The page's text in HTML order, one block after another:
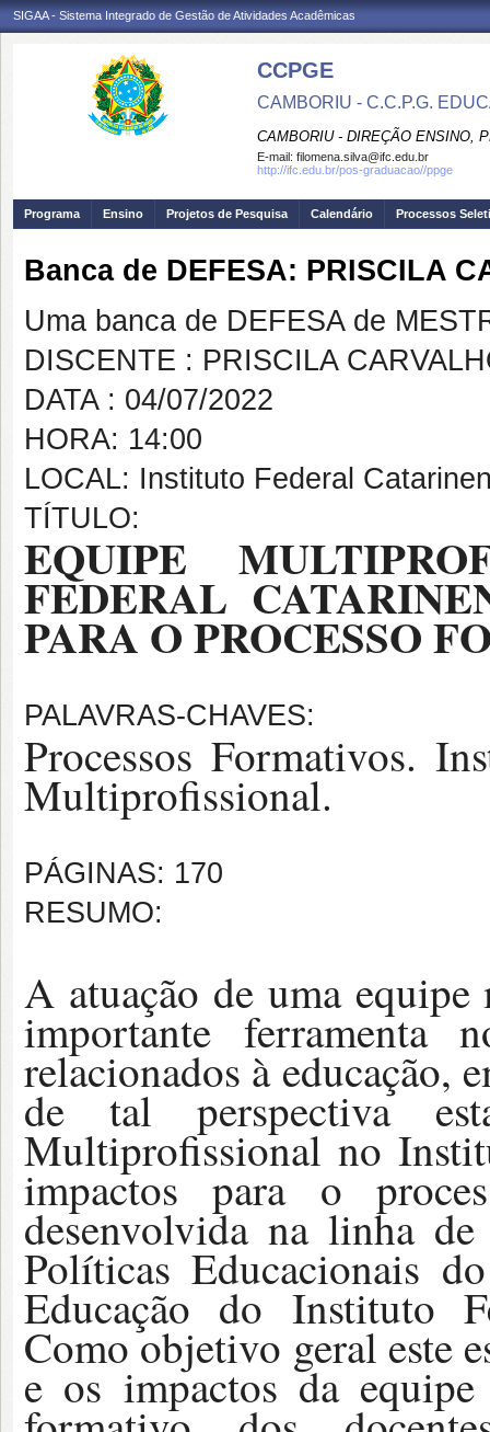
SIGAA - Sistema Integrado de Gestão de Atividades Acadêmicas
CCPGE
CAMBORIU - C.C.P.G.
CAMBORIU - DIREÇÃO ENSINO,
E-mail: filomena.silva@ifc.edu.br
http://ifc.edu.br/pos-graduacao//ppge
Programa Ensino Projetos de Pesquisa Calendário Processos
Banca de DEFESA: PRISCILA
Uma banca de DEFESA de
DISCENTE : PRISCILA
DATA : 04/07/2022
HORA: 14:00
LOCAL: Instituto Federal
TÍTULO:
EQUIPE
FEDERAL
PARA O PROCESSO
PALAVRAS-CHAVES:
Processos Formativos.
Multiprofissional.
PÁGINAS: 170
RESUMO:
A atuação de uma
importante ferramenta
relacionados à educação,
de tal perspectiva
Multiprofissional no
impactos para o
desenvolvida na linha
Políticas Educacionais
Educação do Instituto
Como objetivo geral este
e os impactos da